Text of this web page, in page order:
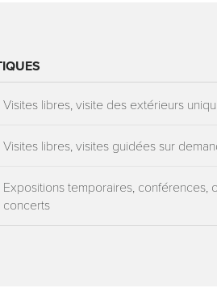
Visites libres, visite des extérieurs
Visites libres, visites guidées sur
Expositions temporaires, conférences,
concerts